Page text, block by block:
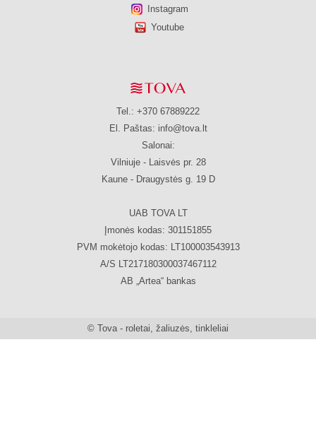
Instagram
Youtube
Tel.: +370 67889222
El. Paštas: info@tova.lt
Salonai:
Vilniuje - Laisvės pr. 28
Kaune - Draugystės g. 19 D
UAB TOVA LT
Įmonės kodas: 301151855
PVM mokėtojo kodas: LT100003543913
A/S LT217180300037467112
AB „Artea“ bankas
© Tova - roletai, žaliuzės, tinkleliai